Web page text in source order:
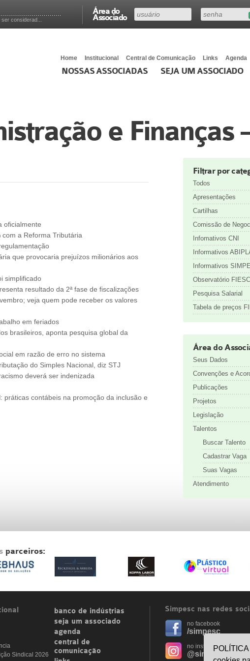
Área do
Associado
considerad...
Home Institucional Central de Comunicação Links Agenda
NOSSAS ASSOCIADAS SEJA UM ASSOCIADO
e Finanças
oficialmente
a Reforma Tributária
que provocaria prejuízos milionários aos
simplificado
resultado da 2ª fase de fiscalizações
veja quem pode receber os valores
em feriados
brasileiros, aponta pesquisa global da
em razão de erro no sistema
do Simples Nacional, diz STJ
deverá ser indenizada
contábeis na promoção da inclusão e
Filtrar por
Todos
Apresentações
Cartilhas
Comissão de
Infomativos CNI
Informativos
Informativos
Observatório FIESC
Pesquisa Salarial
Tabela de preços
Área do
Seus Dados
Convenções e
Publicações
Projetos
Legislação
Talentos
Buscar Talento
Cadastrar Vaga
Suas Vagas
Atendimento
parceiros:
Sindical 2026
banco de indústrias
seja um associado
agenda
central de
comunicação
Simpesc nas redes
no facebook
/simpesc
no instagram